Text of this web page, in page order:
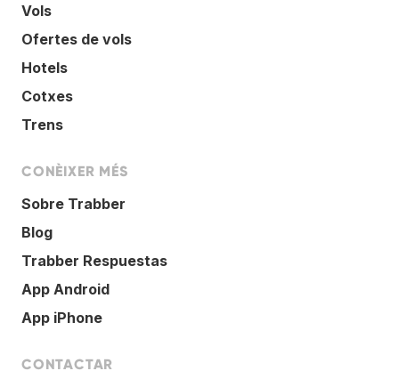
Vols
Ofertes de vols
Hotels
Cotxes
Trens
CONÈIXER MÉS
Sobre Trabber
Blog
Trabber Respuestas
App Android
App iPhone
CONTACTAR